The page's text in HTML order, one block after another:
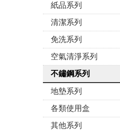
紙品系列
清潔系列
免洗系列
空氣清淨系列
不鏽鋼系列
地墊系列
各類使用盒
其他系列